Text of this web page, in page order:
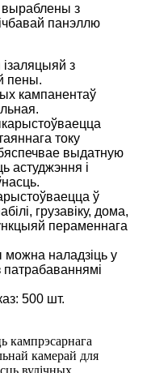
выраблены з
панэллю
з
пены.
кампанентаў
току
выдатную
астуджэння і
ў
грузавіку, дома,
пераменнага
наладзіць у
патрабаваннямі
500 шт.